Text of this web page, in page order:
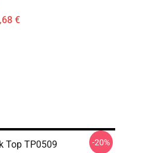
€
Top TP0509 -20%